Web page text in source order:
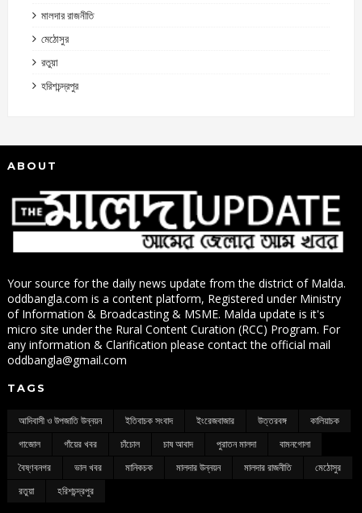
মালদার রাজনীতি
মেঠোসুর
রতুয়া
হরিশচন্দ্রপুর
ABOUT
Your source for the daily news update from the district of Malda.
oddbangla.com is a content platform, Registered under Ministry
of Information & Broadcasting & MSME. Malda update is it's
micro site under the Rural Content Curation (RCC) Program. For
any information & Clarification please contact the official mail
oddbangla@gmail.com
TAGS
আদিবাসী ও উপজাতি উন্নয়ন ইতিবাচক সংবাদ ইংরেজবাজার উত্তরবঙ্গ
কালিয়াচক
গাজোল
গাঁয়ের খবর চাঁচোল চাষ আবাদ পুরাতন মালদা
বামনগোলা
বৈষ্ণবনগর
ভাল খবর মানিকচক মালদার উন্নয়ন মালদার রাজনীতি
মেঠোসুর
রতুয়া
হরিশচন্দ্রপুর